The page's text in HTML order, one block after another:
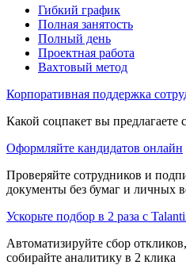
Гибкий график
Полная занятость
Полный день
Проектная работа
Вахтовый метод
Корпоративная поддержка
Какой соцпакет вы
Оформляйте кандидатов онлайн
Проверяйте сотрудников и
документы без бумаг и личных
Ускорьте подбор в 2 раза с
Автоматизируйте сбор
собирайте аналитику в 2 клика